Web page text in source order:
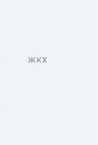
ЖКХ